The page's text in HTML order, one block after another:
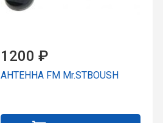
1200 ₽
АНТЕННА FM Mr.STBOUSH